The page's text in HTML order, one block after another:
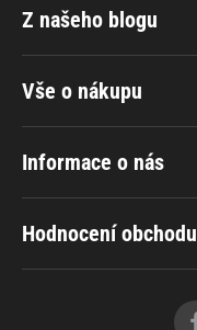
Vše o nákupu
Informace o nás
Hodnocení obchodu
Z našeho blogu